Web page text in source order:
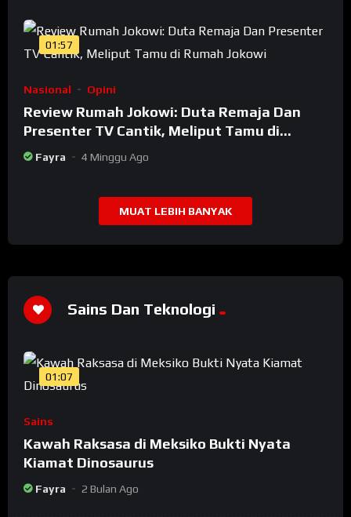
01:57
Nasional Opini
Review Rumah Jokowi: Duta Remaja Dan
Presenter TV Cantik, Meliput Tamu di
Rumah Jokowi
Fayra 4 Minggu Ago
MUAT LEBIH BANYAK
Sains Dan Teknologi
01:07
Sains
Kawah Raksasa di Meksiko Bukti Nyata
Kiamat Dinosaurus
Fayra 2 Bulan Ago